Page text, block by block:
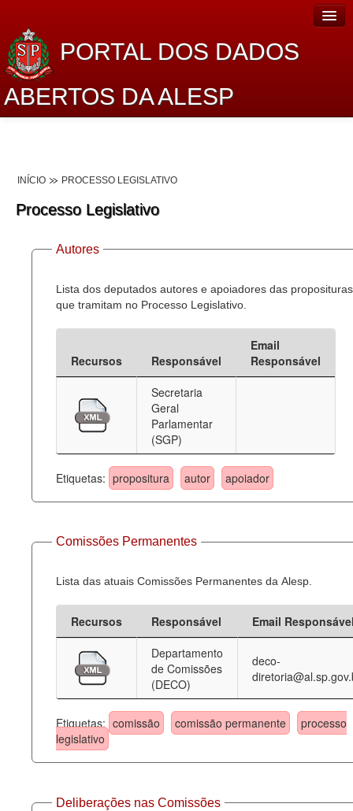
PORTAL DOS DADOS
ABERTOS DA ALESP
Lei de Acesso à Informação
Dados Governamentais Abertos
Planejamento
Catálogo de dados
Deputados Estaduais
Administração
Agenda
Perguntas frequentes
Contato
INÍCIO PROCESSO LEGISLATIVO
Processo Legislativo
Autores
Lista dos deputados autores e apoiadores das proposituras
que tramitam no Processo Legislativo.
Recursos Responsável
Email
Responsável
Secretaria
Geral
Parlamentar
(SGP)
Etiquetas: propositura autor apoiador
Comissões Permanentes
Lista das atuais Comissões Permanentes da Alesp.
Recursos Responsável
Email
Departamento
de Comissões
(DECO)
deco-
Etiquetas: comissão comissão permanente
processo
legislativo
Deliberações nas Comissões